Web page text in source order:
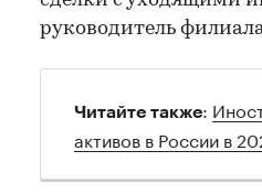
00:00
руководитель
Читайте также:
активов в России в